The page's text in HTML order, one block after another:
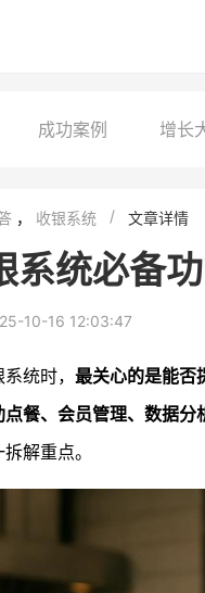
成功案例 增长
， 收银系统 文章详情
系统必备
10-16 12:03:47
统时， 最关心的是能否
点餐、会员管理、数据分
解重点。